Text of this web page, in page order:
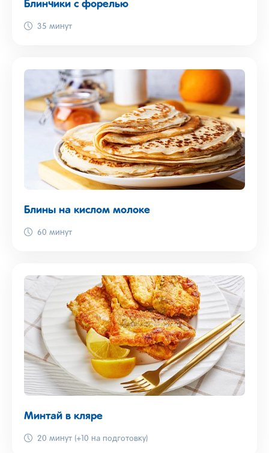
Блинчики с форелью
35 минут
Блины на кислом молоке
60 минут
Минтай в кляре
20 минут (+10 на подготовку)